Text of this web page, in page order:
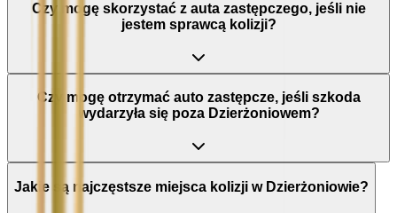
Czy mogę skorzystać z auta zastępczego, jeśli nie
jestem sprawcą kolizji?
Czy mogę otrzymać auto zastępcze, jeśli szkoda
wydarzyła się poza Dzierżoniowem?
Jakie są najczęstsze miejsca kolizji w Dzierżoniowie?